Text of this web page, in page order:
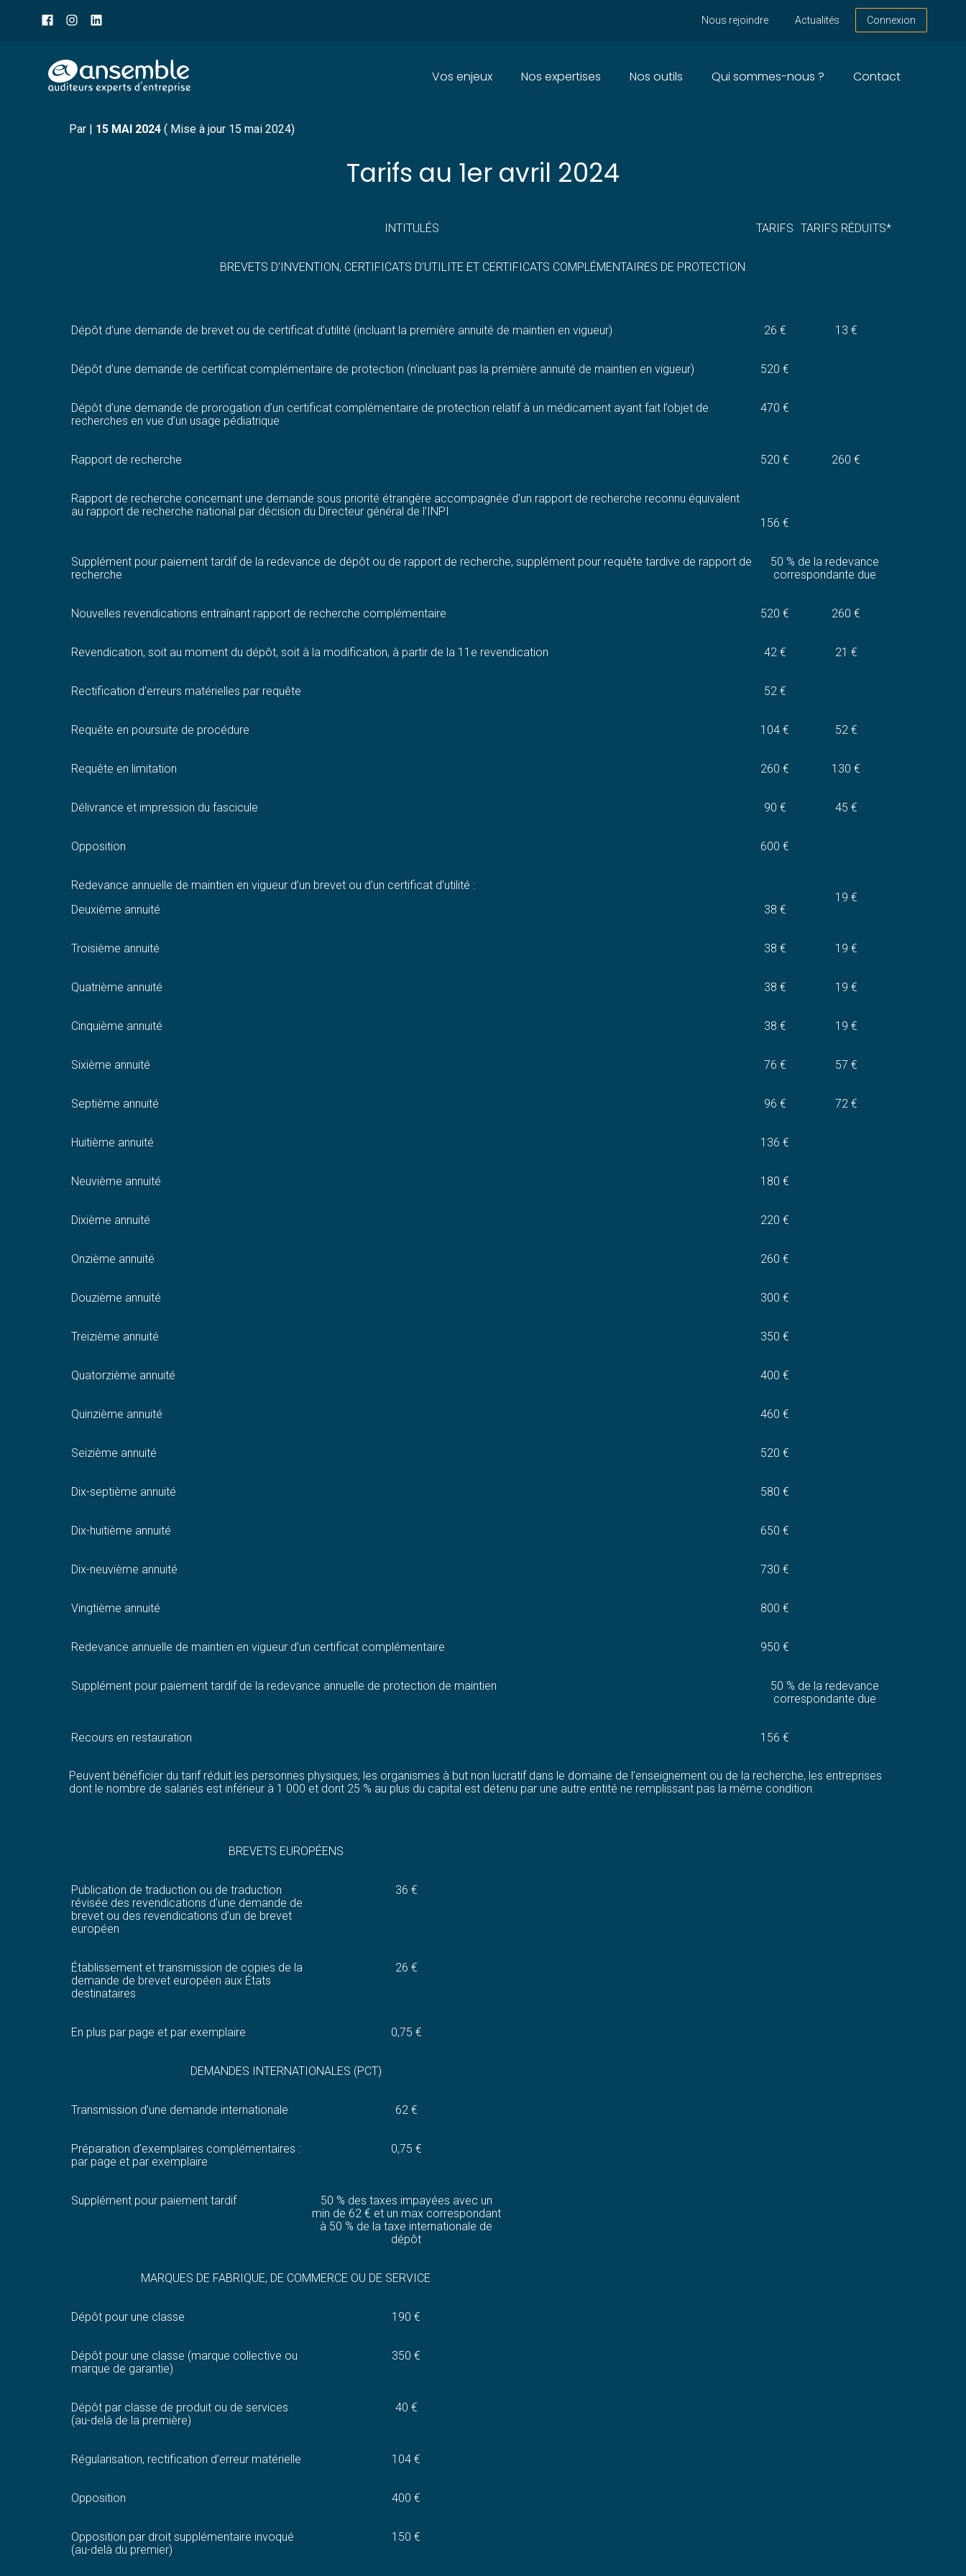
header
Nous rejoindre Actualités Connexion
Aller
au
Principal
Vos enjeux Nos expertises Nos outils Qui sommes-nous ? Contact
CHIFFRES CLÉS : REDEVANCES DES PROCÉDURES INPI – ANNÉE 2024
Par | 15 MAI 2024( Mise à jour 15 mai 2024)
Tarifs au 1er avril 2024
INTITULÉS TARIFS TARIFS RÉDUITS*
BREVETS D’INVENTION, CERTIFICATS D’UTILITE ET CERTIFICATS COMPLÉMENTAIRES DE PROTECTION
Dépôt d’une demande de brevet ou de certificat d’utilité (incluant la première annuité de maintien en vigueur) 26 € 13 €
Dépôt d’une demande de certificat complémentaire de protection (n’incluant pas la première annuité de maintien en vigueur) 520 €
Dépôt d’une demande de prorogation d’un certificat complémentaire de protection relatif à un médicament ayant fait l’objet de
recherches en vue d’un usage pédiatrique
470 €
Rapport de recherche 520 € 260 €
Rapport de recherche concernant une demande sous priorité étrangère accompagnée d’un rapport de recherche reconnu équivalent
au rapport de recherche national par décision du Directeur général de l’INPI
156 €
Supplément pour paiement tardif de la redevance de dépôt ou de rapport de recherche, supplément pour requête tardive de rapport de
recherche
50 % de la redevance
correspondante due
Nouvelles revendications entraînant rapport de recherche complémentaire 520 € 260 €
Revendication, soit au moment du dépôt, soit à la modification, à partir de la 11e revendication 42 € 21 €
Rectification d’erreurs matérielles par requête 52 €
Requête en poursuite de procédure 104 € 52 €
Requête en limitation 260 € 130 €
Délivrance et impression du fascicule 90 € 45 €
Opposition 600 €
Redevance annuelle de maintien en vigueur d’un brevet ou d’un certificat d’utilité :
Deuxième annuité
38 €
19 €
Troisième annuité 38 € 19 €
Quatrième annuité 38 € 19 €
Cinquième annuité 38 € 19 €
Sixième annuité 76 € 57 €
Septième annuité 96 € 72 €
Huitième annuité 136 €
Neuvième annuité 180 €
Dixième annuité 220 €
Onzième annuité 260 €
Douzième annuité 300 €
Treizième annuité 350 €
Quatorzième annuité 400 €
Quinzième annuité 460 €
Seizième annuité 520 €
Dix-septième annuité 580 €
Dix-huitième annuité 650 €
Dix-neuvième annuité 730 €
Vingtième annuité 800 €
Redevance annuelle de maintien en vigueur d’un certificat complémentaire 950 €
Supplément pour paiement tardif de la redevance annuelle de protection de maintien
50 % de la redevance
correspondante due
Recours en restauration 156 €
Peuvent bénéficier du tarif réduit les personnes physiques, les organismes à but non lucratif dans le domaine de l’enseignement ou de la recherche, les entreprises
dont le nombre de salariés est inférieur à 1 000 et dont 25 % au plus du capital est détenu par une autre entité ne remplissant pas la même condition.
BREVETS EUROPÉENS
Publication de traduction ou de traduction
révisée des revendications d’une demande de
brevet ou des revendications d’un de brevet
européen
36 €
Établissement et transmission de copies de la
demande de brevet européen aux États
destinataires
26 €
En plus par page et par exemplaire 0,75 €
DEMANDES INTERNATIONALES (PCT)
Transmission d’une demande internationale 62 €
Préparation d’exemplaires complémentaires :
par page et par exemplaire
0,75 €
Supplément pour paiement tardif
50 % des taxes impayées avec un
min de 62 € et un max correspondant
à 50 % de la taxe internationale de
dépôt
MARQUES DE FABRIQUE, DE COMMERCE OU DE SERVICE
Dépôt pour une classe 190 €
Dépôt pour une classe (marque collective ou
marque de garantie)
350 €
Dépôt par classe de produit ou de services
(au-delà de la première)
40 €
Régularisation, rectification d’erreur matérielle 104 €
Opposition 400 €
Opposition par droit supplémentaire invoqué
(au-delà du premier)
150 €